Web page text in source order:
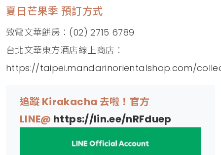
夏日芒果季 預訂方式
致電文華餅房：(02) 2715 6789
台北文華東方酒店線上商店：
https://taipei.mandarinorientalshop.com/
追蹤 Kirakacha 去啦！官方
LINE@ https://lin.ee/nRFduep